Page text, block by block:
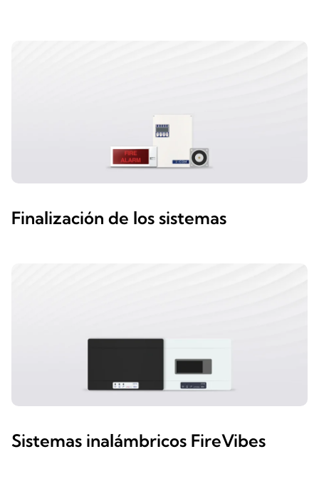
Finalización de los sistemas
Sistemas inalámbricos FireVibes